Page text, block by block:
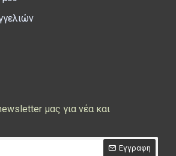
μας για νέα και
Εγγραφη